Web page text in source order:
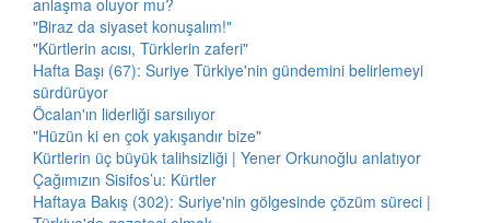
anlaşma oluyor mu?
"Biraz da siyaset konuşalım!"
"Kürtlerin acısı, Türklerin zaferi"
Hafta Başı (67): Suriye Türkiye'nin gündemini belirlemeyi
sürdürüyor
Öcalan'ın liderliği sarsılıyor
"Hüzün ki en çok yakışandır bize"
Kürtlerin üç büyük talihsizliği | Yener Orkunoğlu anlatıyor
Çağımızın Sisifos’u: Kürtler
Haftaya Bakış (302): Suriye'nin gölgesinde çözüm süreci |